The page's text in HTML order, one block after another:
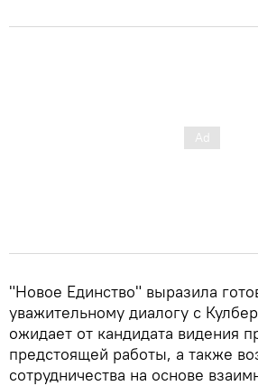
"Новое Единство" выразила
уважительному диалогу с
ожидает от кандидата видения
предстоящей работы, а также
сотрудничества на основе